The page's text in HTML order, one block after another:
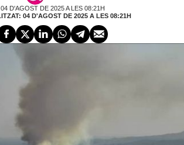
04 D'AGOST DE 2025 A LES 08:21H
04 D'AGOST DE 2025 A LES 08:21H